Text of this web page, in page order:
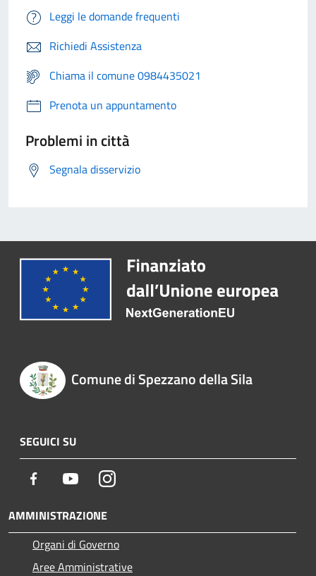
Leggi le domande frequenti
Richiedi Assistenza
Chiama il comune 0984435021
Prenota un appuntamento
Problemi in città
Segnala disservizio
Comune di Spezzano della Sila
SEGUICI SU
Facebook YoutubeInstagram
AMMINISTRAZIONE
Organi di Governo
Aree Amministrative